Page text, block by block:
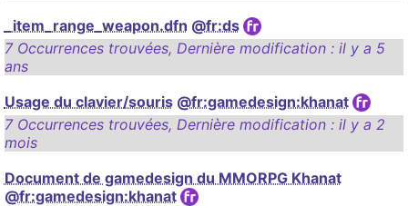
_item_range_weapon.dfn @fr:ds
7 Occurrences trouvées, Dernière modification : il y a 5
ans
Usage du clavier/souris @fr:gamedesign:khanat
7 Occurrences trouvées, Dernière modification : il y a 2
mois
Document de gamedesign du MMORPG Khanat
@fr:gamedesign:khanat